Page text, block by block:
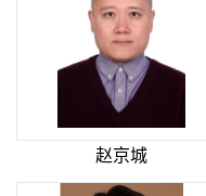
赵京城